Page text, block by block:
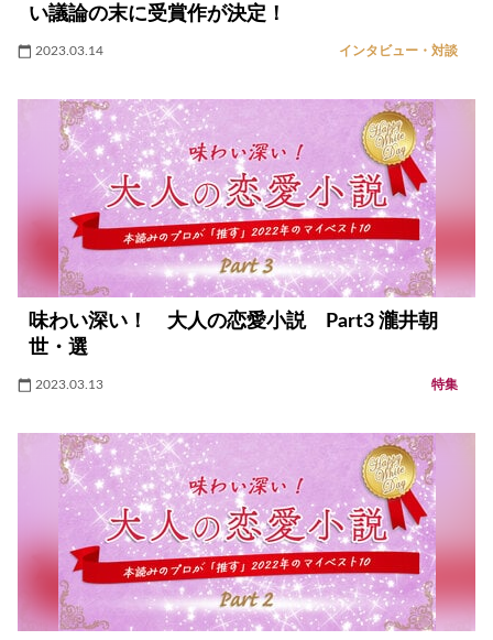
い議論の末に受賞作が決定！
2023.03.14 インタビュー・対談
味わい深い！ 大人の恋愛小説 Part3 瀧井朝
世・選
2023.03.13 特集